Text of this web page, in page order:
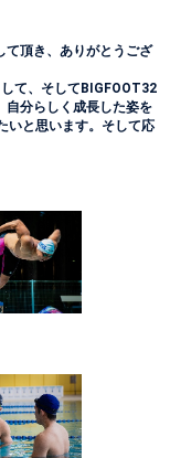
頂き、ありがとうござ
て、そしてBIGFOOT32
自分らしく成長した姿を
いと思います。そして応